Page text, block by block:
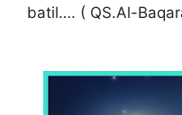
batil…. ( QS.Al-